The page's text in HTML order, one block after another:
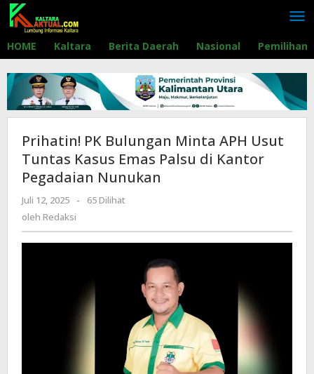
Lewati
konten
HOME Kaltara Berita Daerah Nasional Pemilihan
Prihatin! PK Bulungan Minta APH Usut
Tuntas Kasus Emas Palsu di Kantor
Pegadaian Nunukan
Juli 12, 2025
oleh
-
65 Dilihat
oleh Redaksi